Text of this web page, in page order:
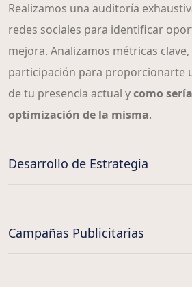
Realizamos una auditoría
redes sociales para identificar
mejora. Analizamos métricas
participación para proporcionarte
de tu presencia actual ycomo
optimización de la misma.
Desarrollo de Estrategia
Campañas Publicitarias